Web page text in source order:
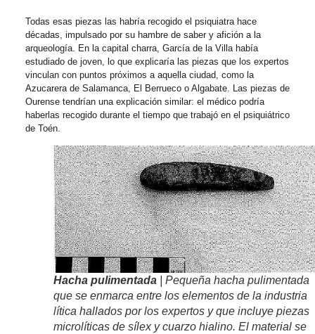
Todas esas piezas las habría recogido el psiquiatra hace
décadas, impulsado por su hambre de saber y afición a la
arqueología. En la capital charra, García de la Villa había
estudiado de joven, lo que explicaría las piezas que los expertos
vinculan con puntos próximos a aquella ciudad, como la
Azucarera de Salamanca, El Berrueco o Algabate. Las piezas de
Ourense tendrían una explicación similar: el médico podría
haberlas recogido durante el tiempo que trabajó en el psiquiátrico
de Toén.
Hacha pulimentada| Pequeña hacha pulimentada
que se enmarca entre los elementos de la industria
lítica hallados por los expertos y que incluye piezas
microlíticas de sílex y cuarzo hialino. El material se